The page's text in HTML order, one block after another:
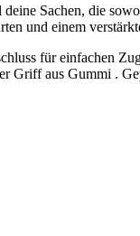
Sachen, die
und einem
für einfachen
Griff aus Gummi .